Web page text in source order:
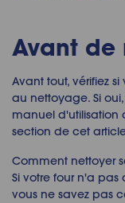
Avant de
Avant tout, vérifiez
au nettoyage. Si oui,
manuel d'utilisation
section de cet
Comment nettoyer
Si votre four n'a
vous ne savez pas